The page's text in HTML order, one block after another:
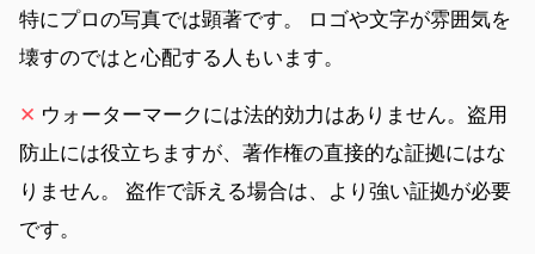
特にプロの写真では顕著です。 ロゴや文字が雰囲気を
壊すのではと心配する人もいます。
✕ ウォーターマークには法的効力はありません。盗用
防止には役立ちますが、著作権の直接的な証拠にはな
りません。 盗作で訴える場合は、より強い証拠が必要
です。